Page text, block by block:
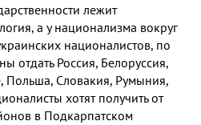
лежит
, а у национализма вокруг
националистов, по
отдать Россия, Белоруссия,
, Польша, Словакия, Румыния,
хотят получить от
в Подкарпатском